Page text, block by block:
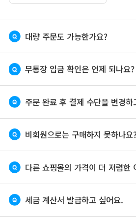
대량 주문도 가능한가요?
무통장 입금 확인은 언제 되나요?
주문 완료 후 결제 수단을 변경하
비회원으로는 구매하지 못하나요
다른 쇼핑몰의 가격이 더 저렴한
세금 계산서 발급하고 싶어요.